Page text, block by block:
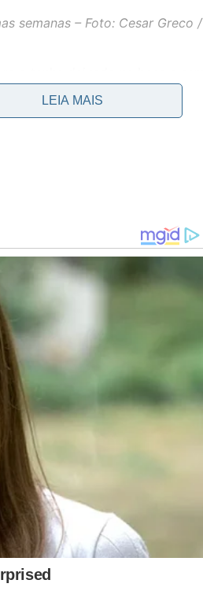
semanas – Foto: Cesar Greco /
em junho do mesmo ano.
juntamente com nomes como
muito disputada e a diretoria
LEIA MAIS